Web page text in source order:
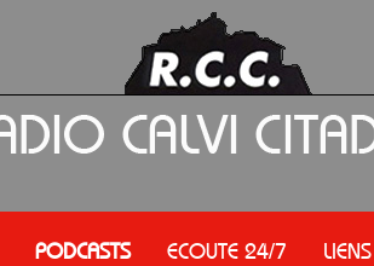
PODCASTS ECOUTE 24/7 LIENS